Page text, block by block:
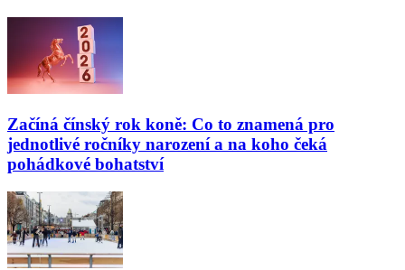
Začíná čínský rok koně: Co to znamená pro
jednotlivé ročníky narození a na koho čeká
pohádkové bohatství